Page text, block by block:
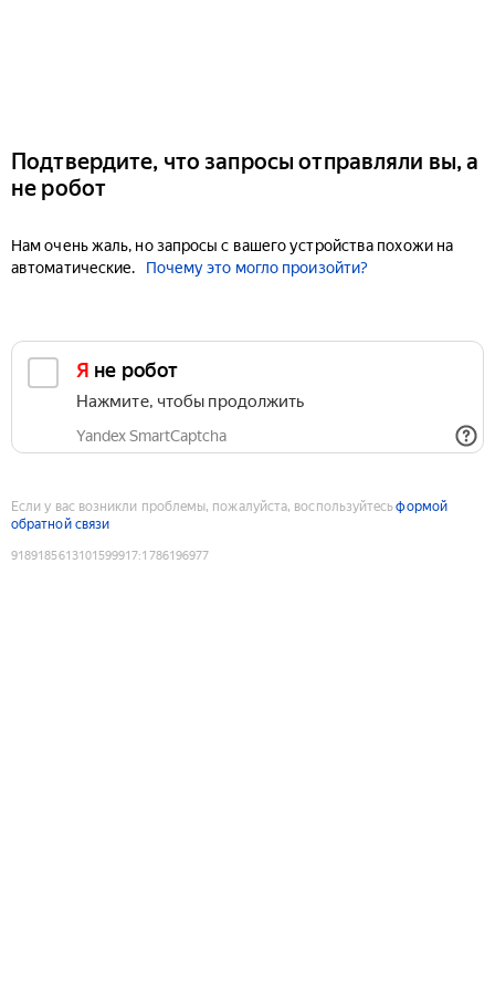
Подтвердите, что запросы отправляли вы, а
не робот
Нам очень жаль, но запросы с вашего устройства похожи на
автоматические.
Почему это могло произойти?
Я не робот
Нажмите, чтобы продолжить
Yandex SmartCaptcha
Если у вас возникли проблемы, пожалуйста, воспользуйтесьформой
обратной связи
9189185613101599917:1786196977